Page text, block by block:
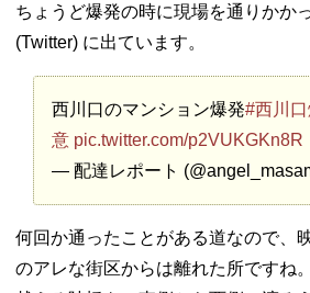
ちょうど爆発の時に現場を通りかか
(Twitter) に出ています。
西川口のマンション爆発#西川
意 pic.twitter.com/p2VUKGKn8R
— 配達レポート
何回か通ったことがある道なので、
のアレな街区からは離れた所ですね